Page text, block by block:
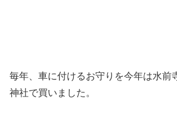
毎年、車に付けるお守りを今年は水前
神社で買いました。